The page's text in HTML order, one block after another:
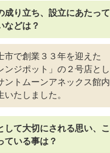
成り立ち、設立にあたって
などは？
で創業３３年を迎えた
ンジポット」の２号店とし
ントムーンアネックス館内
いたしました。
して大切にされる思い、こ
ている事は？